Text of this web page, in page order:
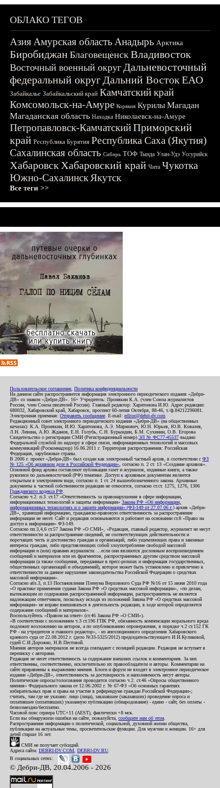
ОБЛАКО ТЕГОВ
АзияАмурская область Анадырь Арктика
БиробиджанБлаговещенскВладивосток
Восточный военный округДальневосточный
федеральный округДальний ВостокЕАО
Забайкалье Забайкальский край Камчатский край
Комсомольск-на-Амуре Корякия Курилы Магадан
Магаданская область Находка Николаевск-на-Амуре
Петропавловск-КамчатскийПриморский
край Республика Бурятия Республика Саха (Якутия)
Сахалинская область Сибирь ТОФ Тында Улан-Удэ Уссурийск
ХабаровскХабаровский край Чита Чукотка
Южно-СахалинскЯкутск
Все теги >>
Пользовательское соглашение Политика конфиденциальности
На данном сайте распространяется информация электронного периодического издания «Дебри-
ДВ» со знаком «Дебри-ДВ». 16+ Учредитель: Пронякин К.А. (член Союза журналистов
России, член Союза писателей России). Главный редактор: Харитонова И.Ю. Адрес редакции:
680032, Хабаровский край, Хабаровск, проспект 60-летия Октября, 88-46, т./ф.84212296081.
Электронная приемная: Отправить сообщение . E-mail: editor@debri-dv.com
Редакционный совет электронного периодического издания «Дебри-ДВ» (на общественных
началах): К.А. Пронякин, И.Ю. Харитонова, А.Э. Мирмович, Ю.Н. Юрьев, Ю.В. Ковалев,
Л.Н. Левина, А.Ю. Жданов, Е.Н. Голубь, С.Н. Бурындин, Б.М. Сухинин, О.В. Егорова
Свидетельство о регистрации СМИ (Регистрационный номер) ЭЛ № ФС77-45537 выдано
Федеральной службой по надзору в сфере связи, информационных технологий и массовых
коммуникаций (Роскомнадзор) 16.06.2011 г. Территория распространения: Российская
Федерация, зарубежные страны.
В 2006 г. проект «Дебри-ДВ» был создан как электронный частный архив, в соответствии с ФЗ
№ 125 «Об архивном деле в Российской Федерации» , согласно п. 2 ст. 13 «Создание архивов».
Основной фонд архива составляют публикации газет и журналов, изданные книги, а также
рукописи по дальневосточной (РФ) тематике. Доступ к архивным документам является
открытым в электронном виде, согласно п. 1 ст. 24 вышеобозначенного закона. Архивные
документы к частной собственности редакции не относятся, согласно ст.ст. 1275, 1276, 1306
Гражданского кодекса РФ
Согласно ч.2. п.3. ст.17 «Ответственность за правонарушения в сфере информации,
информационных технологий и защиты информации» Закона РФ «Об информации,
информационных технологиях и о защите информации» (ФЗ-149 от 27.07.06 г.) архив «Дебри-
ДВ», хранящий информацию, гражданско-правовую ответственность за распространение
информации не несет. Сайт и редакция основываются и работают на основании ст.8 «Право на
доступ к информации» ФЗ-149.
Согласно пп.3,4,6 ст.57 Закона РФ «О СМИ», «Редакция, главный редактор, журналист не несут
ответственности за распространение сведений, не соответствующих действительности и
порочащих честь и достоинство граждан и организаций, либо ущемляющих права и законные
интересы граждан, либо представляющих собой злоупотребление свободой массовой
информации и (или) правами журналиста: ...если они являются дословным воспроизведением
сообщений и материалов или их фрагментов, распространенных другим средством массовой
информации (а также сообщения, переданные в пресс-релизах и информация государственных,
общественных организаций и объединений), которое может быть установлено и привлечено к
ответственности за данное нарушение законодательства Российской Федерации о средствах
массовой информации».
Согласно абз.3, п.13 Постановления Пленума Верховного Суда РФ №16 от 15 июня 2010 года
«О практике применения судами Закона РФ «О средствах массовой информации», «по делам,
вытекающим из содержания распространенной информации, распространитель не является
надлежащим ответчиком, поскольку исходя из положений Закона РФ «О средствах массовой
информации» не вправе вмешиваться в деятельность редакции, в ходе которой определяется
содержание сообщений и материалов».
Воспользуйтесь «Правом на ответ» (ст.46 Закона РФ «О СМИ»).
«В соответствии с положением ч.3 ст.196 ГПК РФ, обязанность компенсации морального вреда
подлежит возложению на авторов, а по опубликованию опровержения, в порядке ч.2 ст.152 ГК
РФ - на учредителя и главного редактор», - из апелляционного определения Хабаровского
краевого суда от 22.08.2012 г. (дело №33-5325/2012) председательствующего И.И.Куликовой,
судей С.И.Дорожко, Н.В.Пестовой.
Мнения авторов материалов не всегда совпадают с позицией редакции. Редакция не вступает в
переписку с авторами.
Редакция не несет ответственность за содержание внешних ссылок и комментариев. За них
ответственны, соответственно, исключительно их правообладатели и авторы. Комментарии на
сайте приравнены к выражению мнения. Блоги и форум не входят в электронное периодическое
издание «Дебри-ДВ», ответственность за достоверность и наполняемость несут авторы.
Политические опросы/голосования проводятся согласно ч.2. ст.46 «Опросы общественного
мнения» Федерального закона от 12.06.2002 г. № 67-ФЗ «Об основных гарантиях
избирательных прав и права на участие в референдуме граждан Российской Федерации»;
считать, там где не указано: лицо (лица), заказавшее (заказавших) проведение опроса и
оплатившее (оплативших) указанную публикацию (обнародование) - едино - сайт, без оплаты -
безвозмездно/бесплатно.
Часовой пояс сервера UTC+11 (AEST), фактически +8 мск.
Если вы обнаружили ошибки на сайте, пожалуйста, сообщите нам об этом
Распространение информации о политической, социальной, духовной жизни общества,
публикации на актуальные темы, просветительские функции. Для мужчин и женщин. 16+ для
детей старше 16 лет.
СМИ не получает субсидий.
Адреса сайта: DEBRI-DV.COM DEBRI-DV.RU
В социальных сетях:
© Дебри-ДВ, 20.04.2006 - 2026